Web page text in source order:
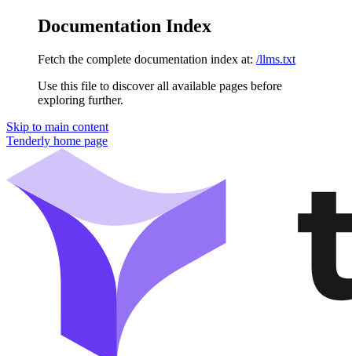
Documentation Index
Fetch the complete documentation index at: /llms.txt
Use this file to discover all available pages before
exploring further.
Skip to main content
Tenderly home page